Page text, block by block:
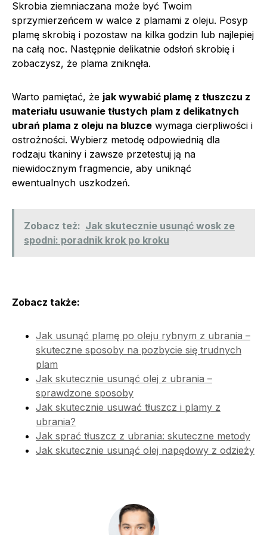
Skrobia ziemniaczana może być Twoim
sprzymierzeńcem w walce z plamami z oleju. Posyp
plamę skrobią i pozostaw na kilka godzin lub najlepiej
na całą noc. Następnie delikatnie odsłoń skrobię i
zobaczysz, że plama zniknęła.
Warto pamiętać, że jak wywabić plamę z tłuszczu z
materiału usuwanie tłustych plam z delikatnych
ubrań plama z oleju na bluzce wymaga cierpliwości i
ostrożności. Wybierz metodę odpowiednią dla
rodzaju tkaniny i zawsze przetestuj ją na
niewidocznym fragmencie, aby uniknąć
ewentualnych uszkodzeń.
Zobacz też: Jak skutecznie usunąć wosk ze
spodni: poradnik krok po kroku
Zobacz także:
Jak usunąć plamę po oleju rybnym z ubrania –
skuteczne sposoby na pozbycie się trudnych
plam
Jak skutecznie usunąć olej z ubrania –
sprawdzone sposoby
Jak skutecznie usuwać tłuszcz i plamy z
ubrania?
Jak sprać tłuszcz z ubrania: skuteczne metody
Jak skutecznie usunąć olej napędowy z odzieży